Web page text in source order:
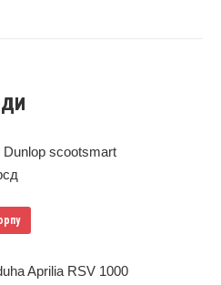
Dunlop scootsmart
Aprilia RSV 1000